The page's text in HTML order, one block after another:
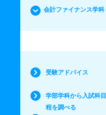
会計ファイナンス学科
受験アドバイス
学部学科から入試科
程を調べる